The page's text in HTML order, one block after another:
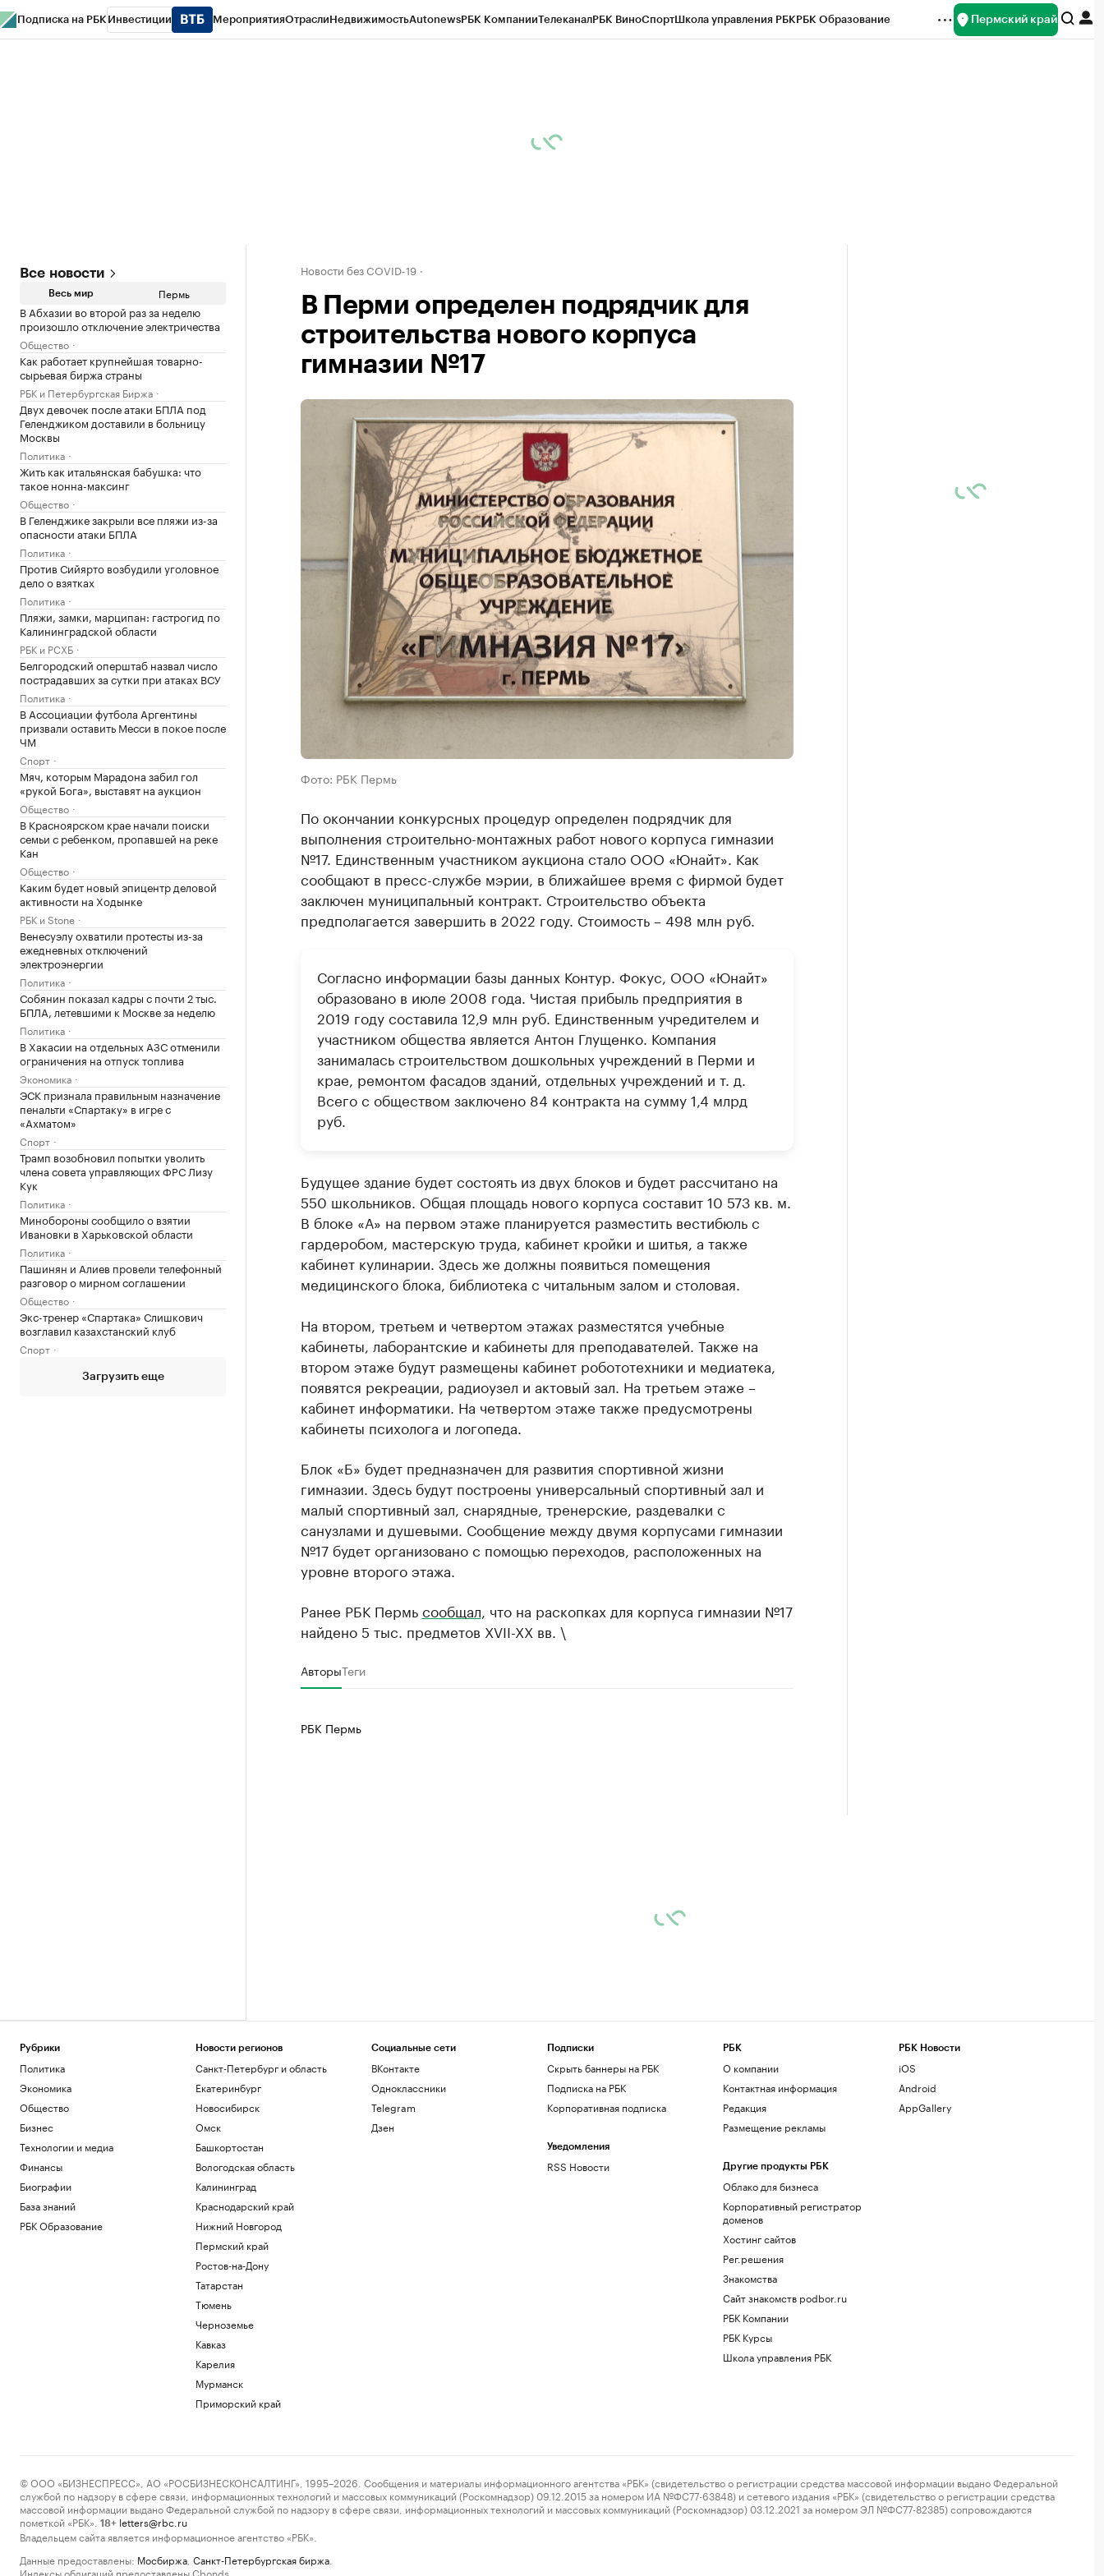
Подписка на РБК Инвестиции МероприятияОтраслиНедвижимостьAutonewsРБК КомпанииТелеканалРБК ВиноСпортШкола управления РБКРБК Образование Пермский край
Все новости
Весь мир Пермь
В Абхазии во второй раз за неделю
произошло отключение электричества
Общество
Как работает крупнейшая товарно-
сырьевая биржа страны
РБК и Петербургская Биржа
Двух девочек после атаки БПЛА под
Геленджиком доставили в больницу
Москвы
Политика
Жить как итальянская бабушка: что
такое нонна-максинг
Общество
В Геленджике закрыли все пляжи из-за
опасности атаки БПЛА
Политика
Против Сийярто возбудили уголовное
дело о взятках
Политика
Пляжи, замки, марципан: гастрогид по
Калининградской области
РБК и РСХБ
Белгородский оперштаб назвал число
пострадавших за сутки при атаках ВСУ
Политика
В Ассоциации футбола Аргентины
призвали оставить Месси в покое после
ЧМ
Спорт
Мяч, которым Марадона забил гол
«рукой Бога», выставят на аукцион
Общество
В Красноярском крае начали поиски
семьи с ребенком, пропавшей на реке
Кан
Общество
Каким будет новый эпицентр деловой
активности на Ходынке
РБК и Stone
Венесуэлу охватили протесты из-за
ежедневных отключений
электроэнергии
Политика
Собянин показал кадры с почти 2 тыс.
БПЛА, летевшими к Москве за неделю
Политика
В Хакасии на отдельных АЗС отменили
ограничения на отпуск топлива
Экономика
ЭСК признала правильным назначение
пенальти «Спартаку» в игре с
«Ахматом»
Спорт
Трамп возобновил попытки уволить
члена совета управляющих ФРС Лизу
Кук
Политика
Минобороны сообщило о взятии
Ивановки в Харьковской области
Политика
Пашинян и Алиев провели телефонный
разговор о мирном соглашении
Общество
Экс-тренер «Спартака» Слишкович
возглавил казахстанский клуб
Спорт
Загрузить еще
Новости без COVID-19
В Перми определен подрядчик для
строительства нового корпуса
гимназии №17
Фото: РБК Пермь
По окончании конкурсных процедур определен подрядчик для
выполнения строительно-монтажных работ нового корпуса гимназии
№17. Единственным участником аукциона стало ООО «Юнайт». Как
сообщают в пресс-службе мэрии, в ближайшее время с фирмой будет
заключен муниципальный контракт. Строительство объекта
предполагается завершить в 2022 году. Стоимость – 498 млн руб.
Согласно информации базы данных Контур. Фокус, ООО «Юнайт»
образовано в июле 2008 года. Чистая прибыль предприятия в
2019 году составила 12,9 млн руб. Единственным учредителем и
участником общества является Антон Глущенко. Компания
занималась строительством дошкольных учреждений в Перми и
крае, ремонтом фасадов зданий, отдельных учреждений и т. д.
Всего с обществом заключено 84 контракта на сумму 1,4 млрд
руб.
Будущее здание будет состоять из двух блоков и будет рассчитано на
550 школьников. Общая площадь нового корпуса составит 10 573 кв. м.
В блоке «А» на первом этаже планируется разместить вестибюль с
гардеробом, мастерскую труда, кабинет кройки и шитья, а также
кабинет кулинарии. Здесь же должны появиться помещения
медицинского блока, библиотека с читальным залом и столовая.
На втором, третьем и четвертом этажах разместятся учебные
кабинеты, лаборантские и кабинеты для преподавателей. Также на
втором этаже будут размещены кабинет робототехники и медиатека,
появятся рекреации, радиоузел и актовый зал. На третьем этаже –
кабинет информатики. На четвертом этаже также предусмотрены
кабинеты психолога и логопеда.
Блок «Б» будет предназначен для развития спортивной жизни
гимназии. Здесь будут построены универсальный спортивный зал и
малый спортивный зал, снарядные, тренерские, раздевалки с
санузлами и душевыми. Сообщение между двумя корпусами гимназии
№17 будет организовано с помощью переходов, расположенных на
уровне второго этажа.
Ранее РБК Пермьсообщал , что на раскопках для корпуса гимназии №17
найдено 5 тыс. предметов XVII-XX вв. \
АвторыТеги
РБК Пермь
Рубрики
Политика
Экономика
Общество
Бизнес
Технологии и медиа
Финансы
Биографии
База знаний
РБК Образование
Новости регионов
Санкт-Петербург и область
Екатеринбург
Новосибирск
Омск
Башкортостан
Вологодская область
Калининград
Краснодарский край
Нижний Новгород
Пермский край
Ростов-на-Дону
Татарстан
Тюмень
Черноземье
Кавказ
Карелия
Мурманск
Приморский край
Социальные сети
ВКонтакте
Одноклассники
Telegram
Дзен
Подписки
Скрыть баннеры на РБК
Подписка на РБК
Корпоративная подписка
Уведомления
RSS Новости
РБК
О компании
Контактная информация
Редакция
Размещение рекламы
Другие продукты РБК
Облако для бизнеса
Корпоративный регистратор
доменов
Хостинг сайтов
Рег.решения
Знакомства
Сайт знакомств podbor.ru
РБК Компании
РБК Курсы
Школа управления РБК
РБК Новости
iOS
Android
AppGallery
© ООО «БИЗНЕСПРЕСС», АО «РОСБИЗНЕСКОНСАЛТИНГ», 1995–2026. Сообщения и материалы информационного агентства «РБК» (свидетельство о регистрации средства массовой информации выдано Федеральной
службой по надзору в сфере связи, информационных технологий и массовых коммуникаций (Роскомнадзор) 09.12.2015 за номером ИА №ФС77-63848) и сетевого издания «РБК» (свидетельство о регистрации средства
массовой информации выдано Федеральной службой по надзору в сфере связи, информационных технологий и массовых коммуникаций (Роскомнадзор) 03.12.2021 за номером ЭЛ №ФС77-82385) сопровождаются
пометкой «РБК».
18+ letters@rbc.ru
Владельцем сайта является информационное агентство «РБК».
Данные предоставлены: Мосбиржа Санкт-Петербургская биржа
Индексы облигаций предоставлены Cbonds.